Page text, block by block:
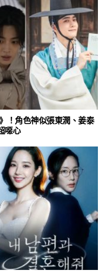
！角色神似張東潤、姜泰
噁心